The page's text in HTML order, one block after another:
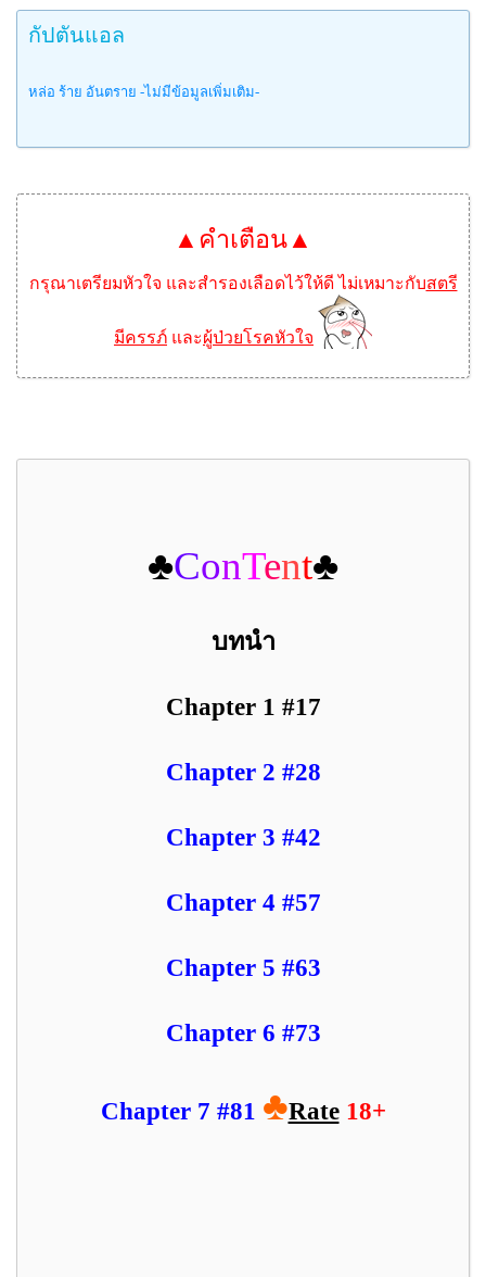
กัปตันแอล
หล่อ ร้าย อันตราย -ไม่มีข้อมูลเพิ่มเติม-
▲คำเตือน▲
กรุณาเตรียมหัวใจ และสำรองเลือดไว้ให้ดี ไม่เหมาะกับสตรี
มีครรภ์ และผู้ป่วยโรคหัวใจ
♣ConTent♣
บทนำ
Chapter 1 #17
Chapter 2 #28
Chapter 3 #42
Chapter 4 #57
Chapter 5 #63
Chapter 6 #73
Chapter 7 #81 ♣Rate 18+